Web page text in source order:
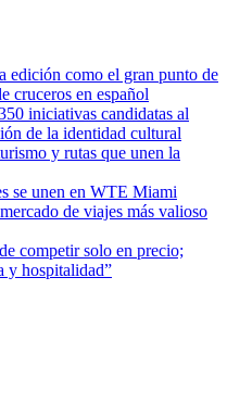
edición como el gran punto de
cruceros en español
iniciativas candidatas al
de la identidad cultural
y rutas que unen la
se unen en WTE Miami
de viajes más valioso
competir solo en precio;
y hospitalidad”